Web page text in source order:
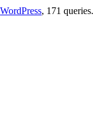
WordPress, 171 queries.